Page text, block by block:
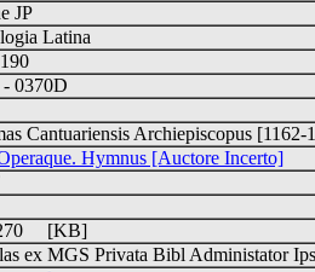
JP
Latina
0370D
Cantuariensis Archiepiscopus [1162-
Hymnus [Auctore Incerto]
[KB]
ex MGS Privata Bibl Administator